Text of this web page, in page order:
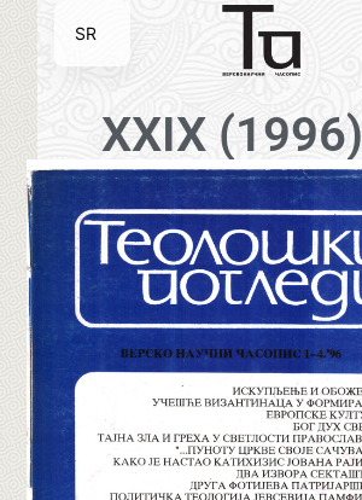
XXIX (1996)
SR
EN